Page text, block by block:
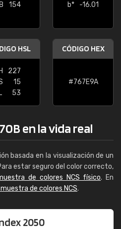
B
154
b*
-16.01
HSL
H
227
15
L
53
CÓDIGO HEX
#767E9A
en la vida real
basada en la visualización de un
estar seguro del color correcto,
de colores NCS físico. En
de colores NCS.
2050